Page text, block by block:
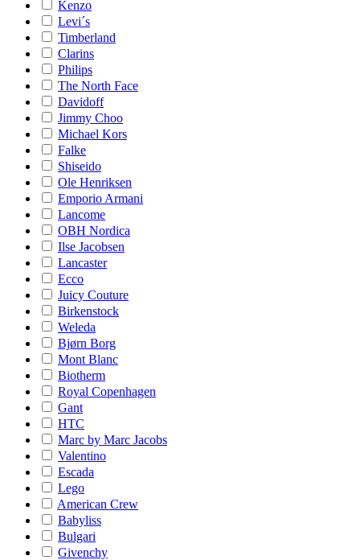
Kenzo
Levi´s
Timberland
Clarins
Philips
The North Face
Davidoff
Jimmy Choo
Michael Kors
Falke
Shiseido
Ole Henriksen
Emporio Armani
Lancome
OBH Nordica
Ilse Jacobsen
Lancaster
Ecco
Juicy Couture
Birkenstock
Weleda
Bjørn Borg
Mont Blanc
Biotherm
Royal Copenhagen
Gant
HTC
Marc by Marc Jacobs
Valentino
Escada
Lego
American Crew
Babyliss
Bulgari
Givenchy